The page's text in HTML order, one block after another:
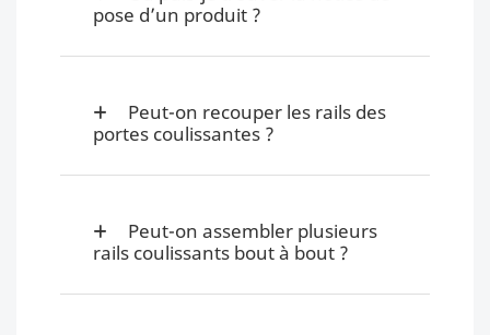
pose d’un produit ?
Peut-on recouper les rails des
portes coulissantes ?
Peut-on assembler plusieurs
rails coulissants bout à bout ?